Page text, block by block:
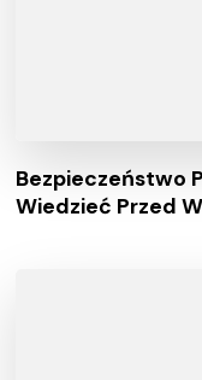
Bezpieczeństwo
Wiedzieć Przed